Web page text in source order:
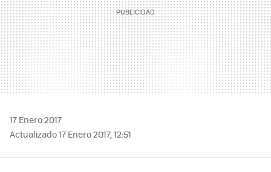
17 Enero 2017
Actualizado 17 Enero 2017, 12:51